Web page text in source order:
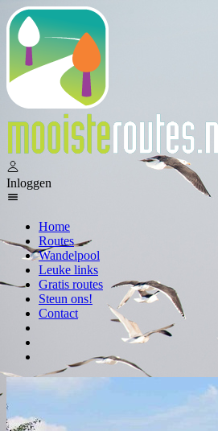
Inloggen
Home
Routes
Wandelpool
Leuke links
Gratis routes
Steun ons!
Contact